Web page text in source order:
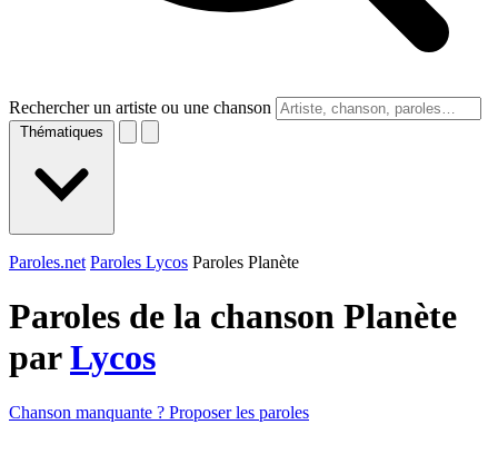
Rechercher un artiste ou une chanson
Thématiques
Paroles.net Paroles Lycos Paroles Planète
Paroles de la chanson Planète
parLycos
Chanson manquante ? Proposer les paroles